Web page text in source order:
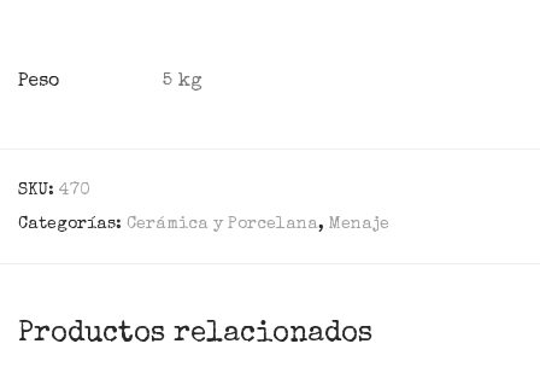
Peso 5 kg
SKU: 470
Categorías: Cerámica y Porcelana, Menaje
Productos relacionados